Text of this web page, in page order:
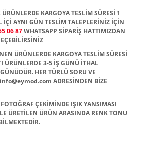
KARGOYA TESLİM SÜRESİ 1
İÇİ AYNI GÜN TESLİM TALEPLERİNİZ İÇİN
06 87WHATSAPP SİPARİŞ HATTIMIZDAN
ÜRÜNLERDE KARGOYA TESLİM SÜRESİ
ÜRÜNLERDE 3-5 İŞ GÜNÜ İTHAL
HER TÜRLÜ SORU VE
ADRESİNDEN BİZE
ÇEKİMİNDE IŞIK YANSIMASI
ÜRETİLEN ÜRÜN ARASINDA RENK TONU